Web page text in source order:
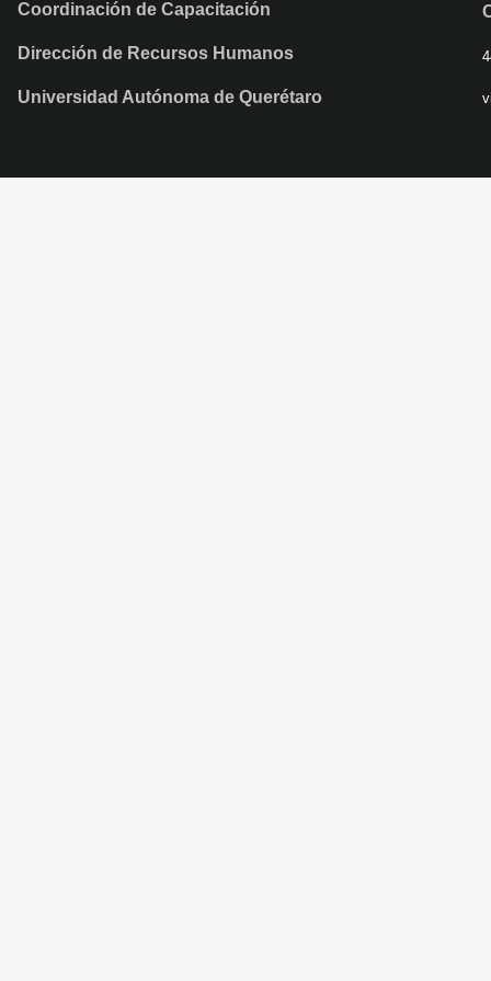
Coordinación de Capacitación
Dirección de Recursos Humanos
Universidad Autónoma de Querétaro